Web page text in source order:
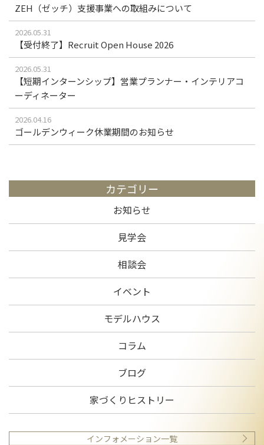
ZEH（ゼッチ）支援事業への取組みについて
2026.05.31
【受付終了】Recruit Open House 2026
2026.05.31
【短期インターンシップ】営業プランナー・インテリアコ
ーディネーター
2026.04.16
ゴールデンウィーク休業期間のお知らせ
カテゴリー
お知らせ
見学会
相談会
イベント
モデルハウス
コラム
ブログ
家づくりヒストリー
インフォメーション一覧